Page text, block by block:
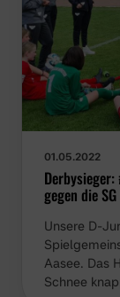
01.05.2022
gegen die
Unsere D-
Aasee. Das
Schnee